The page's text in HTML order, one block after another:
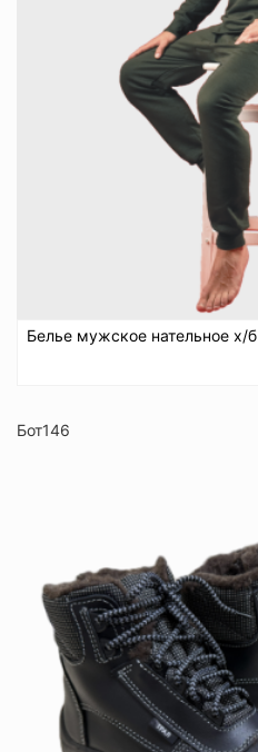
Белье мужское нательное х/
Бот146